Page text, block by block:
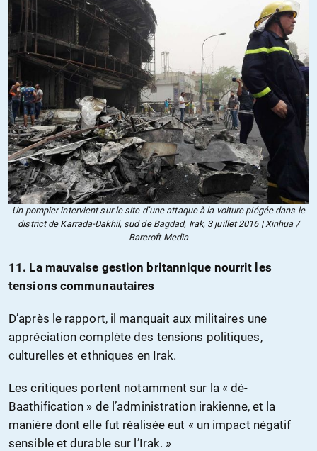
Un pompier intervient sur le site d’une attaque à la voiture piégée dans le
district de Karrada-Dakhil, sud de Bagdad, Irak, 3 juillet 2016 | Xinhua /
Barcroft Media
11. La mauvaise gestion britannique nourrit les
tensions communautaires
D’après le rapport, il manquait aux militaires une
appréciation complète des tensions politiques,
culturelles et ethniques en Irak.
Les critiques portent notamment sur la « dé-
Baathification » de l’administration irakienne, et la
manière dont elle fut réalisée eut « un impact négatif
sensible et durable sur l’Irak. »